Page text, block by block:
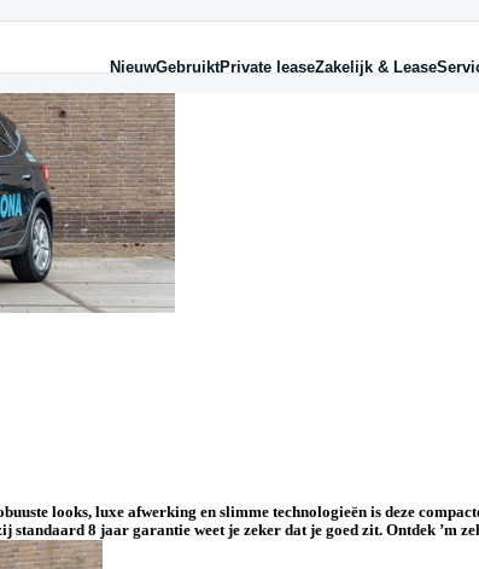
Nieuw
modellen
GebruiktPrivate lease
Over private lease
Zakelijk & Lease
Zakelijk
huren
vervoer
looks, luxe afwerking en slimme technologieën is deze
8 jaar garantie weet je zeker dat je goed zit. Ontdek ’m